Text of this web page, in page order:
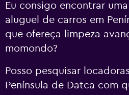
Eu consigo encontrar
aluguel de carros em
que ofereça limpeza
momondo?
Posso pesquisar
Península de Datca com